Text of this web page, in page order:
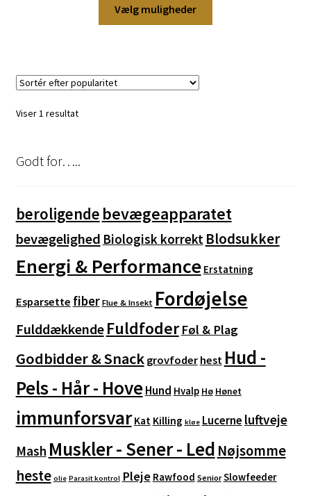
Vælg muligheder
Viser 1 resultat
Godt for…..
beroligende bevægeapparatet
bevægelighed Biologisk korrekt Blodsukker
Energi & Performance Erstatning
Esparsette fiber Flue & Insekt Fordøjelse
Fulddækkende Fuldfoder Føl & Plag
Godbidder & Snack grovfoder hest Hud -
Pels - Hår - HoveHund Hvalp Hø Hønet
immunforsvar Kat Killing kløe Lucerne luftveje
Mash Muskler - Sener - Led Nøjsomme
heste olie Parasit kontrol Pleje Rawfood Senior Slowfeeder